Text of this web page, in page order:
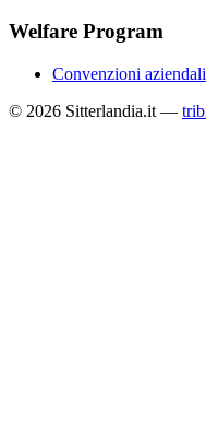
Welfare Program
Convenzioni aziendali
© 2026 Sitterlandia.it —